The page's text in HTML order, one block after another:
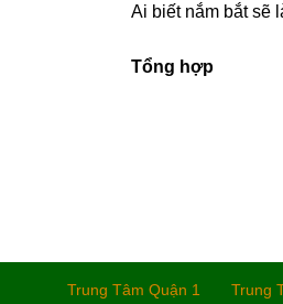
Ai biết nắm bắt sẽ
Tổng hợp
Trung Tâm Quận 1 Trung